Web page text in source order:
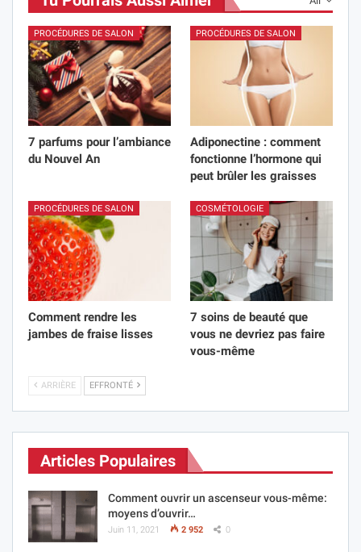
PROCÉDURES DE SALON
7 parfums pour l’ambiance
du Nouvel An
PROCÉDURES DE SALON
Adiponectine : comment
fonctionne l’hormone qui
peut brûler les graisses
PROCÉDURES DE SALON
Comment rendre les
jambes de fraise lisses
COSMÉTOLOGIE
7 soins de beauté que
vous ne devriez pas faire
vous-même
ARRIÈRE EFFRONTÉ
Articles Populaires
Comment ouvrir un ascenseur vous-même:
moyens d’ouvrir…
Juin 11, 2021 2 952 0